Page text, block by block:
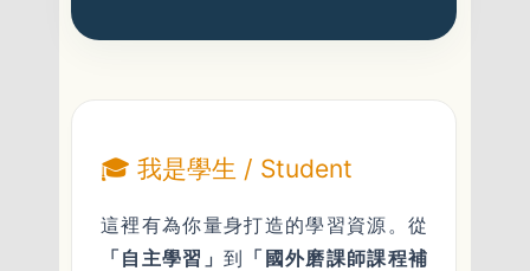
🎓 我是學生 / Student
這裡有為你量身打造的學習資源。從
「自主學習」 到 「國外磨課師課程補